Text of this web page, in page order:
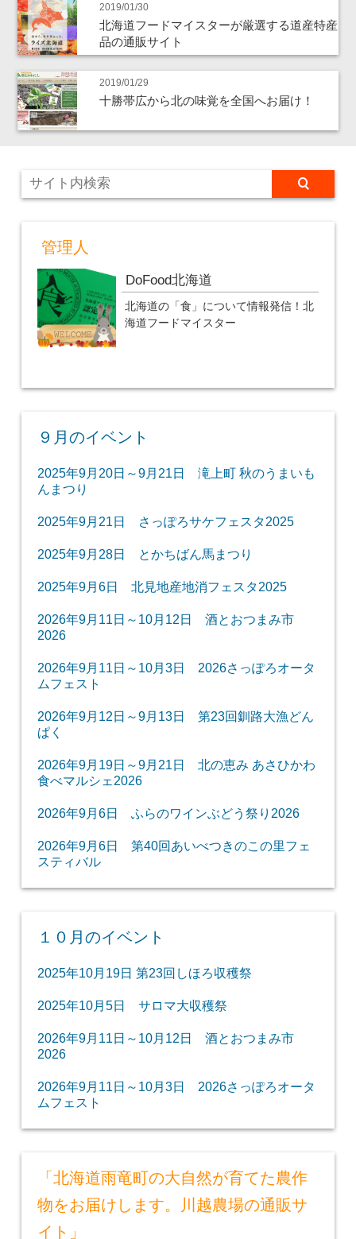
2019/01/30
北海道フードマイスターが厳選する道産特産
品の通販サイト
2019/01/29
十勝帯広から北の味覚を全国へお届け！
管理人
DoFood北海道
北海道の「食」について情報発信！北
海道フードマイスター
９月のイベント
2025年9月20日～9月21日 滝上町 秋のうまいも
んまつり
2025年9月21日 さっぽろサケフェスタ2025
2025年9月28日 とかちばん馬まつり
2025年9月6日 北見地産地消フェスタ2025
2026年9月11日～10月12日 酒とおつまみ市
2026
2026年9月11日～10月3日 2026さっぽろオータ
ムフェスト
2026年9月12日～9月13日 第23回釧路大漁どん
ぱく
2026年9月19日～9月21日 北の恵み あさひかわ
食べマルシェ2026
2026年9月6日 ふらのワインぶどう祭り2026
2026年9月6日 第40回あいべつきのこの里フェ
スティバル
１０月のイベント
2025年10月19日 第23回しほろ収穫祭
2025年10月5日 サロマ大収穫祭
2026年9月11日～10月12日 酒とおつまみ市
2026
2026年9月11日～10月3日 2026さっぽろオータ
ムフェスト
「北海道雨竜町の大自然が育てた農作
物をお届けします。川越農場の通販サ
イト」